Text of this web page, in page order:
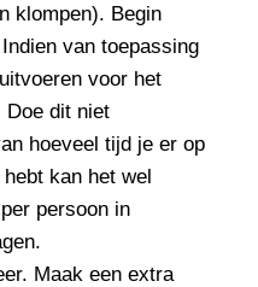
klompen). Begin
van toepassing
voor het
Doe dit niet
hoeveel tijd je er op
kan het wel
persoon in
Maak een extra